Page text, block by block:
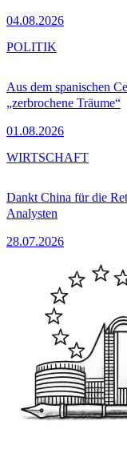
04.08.2026
Aus dem spanischen
„zerbrochene Träume“
01.08.2026
POLITIK
Dankt China für die
Analysten
28.07.2026
WIRTSCHAFT